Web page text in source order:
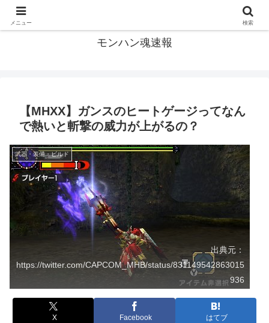
モンハン魂速報
【MHXX】ガンスのヒートゲージってなん
で熱いと斬撃の威力が上がるの？
武器・装備・ビルド
出典元：
https://twitter.com/CAPCOM_MHB/status/831149542863015
936
X Facebook はてブ
メニュー 検索